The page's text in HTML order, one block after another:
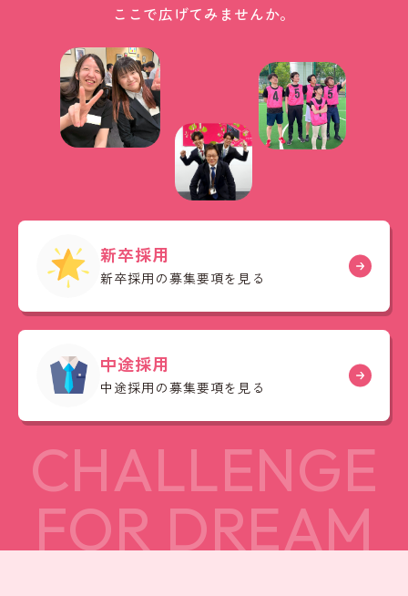
ここで広げてみませんか。
新卒採用
新卒採用の募集要項を見る
中途採用
中途採用の募集要項を見る